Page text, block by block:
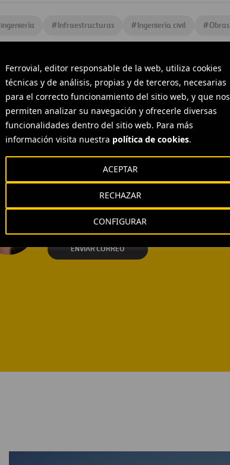
Ferrovial, editor responsable de la web, utiliza cookies
técnicas y de análisis, propias y de terceros, necesarias
para el correcto funcionamiento del sitio web, y que nos
permiten analizar su navegación y ofrecerle diversas
funcionalidades dentro del sitio web. Para más
información visita nuestra política de cookies.
CONFIGURAR
RECHAZAR
ACEPTAR
ingeniería #Infraestructuras #Ingeniería civil #Obras
Isabel Muñoz Torres
ENVIAR CORREO